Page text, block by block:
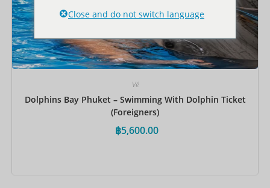
Vé
Dolphins Bay Phuket – Swimming With Dolphin Ticket
(Foreigners)
฿5,600.00
Close and do not switch language